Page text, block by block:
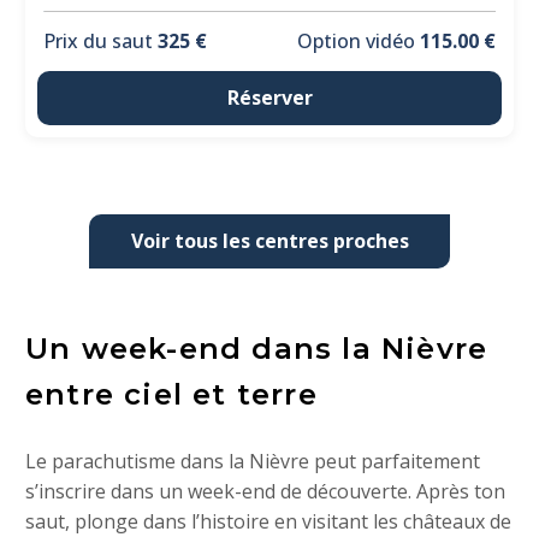
Prix du saut 325 € Option vidéo 115.00 €
Réserver
Voir tous les centres proches
Un week-end dans la Nièvre
entre ciel et terre
Le parachutisme dans la Nièvre peut parfaitement
s’inscrire dans un week-end de découverte. Après ton
saut, plonge dans l’histoire en visitant les châteaux de